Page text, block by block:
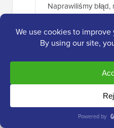
Naprawiliśmy
Odpowiedz
Zostaw odpowiedź